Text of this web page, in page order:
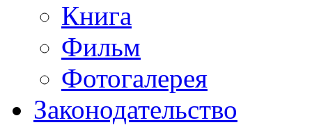
Книга
Фильм
Фотогалерея
Законодательство